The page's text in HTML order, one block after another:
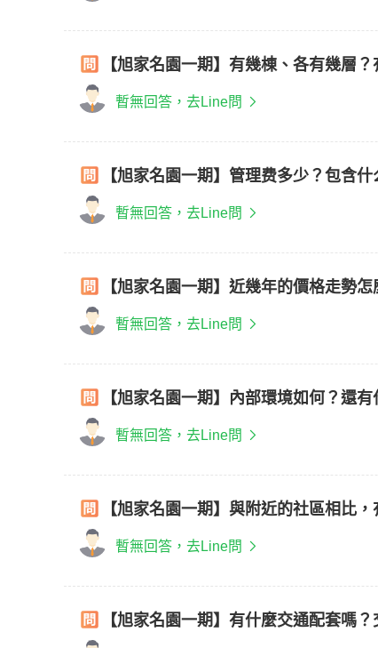
【旭家名園一期】有幾棟、各有幾層
暫無回答，去Line問
【旭家名園一期】管理费多少？包含
暫無回答，去Line問
【旭家名園一期】近幾年的價格走勢
暫無回答，去Line問
【旭家名園一期】內部環境如何？還
暫無回答，去Line問
【旭家名園一期】與附近的社區相比
暫無回答，去Line問
【旭家名園一期】有什麼交通配套嗎